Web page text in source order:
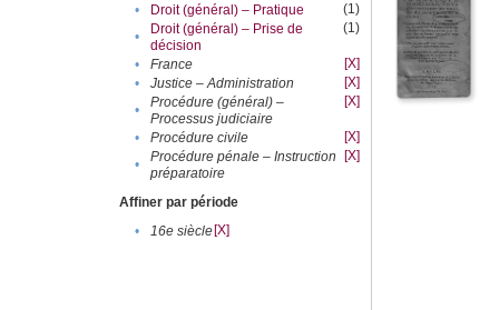
•
Droit (général) – Pratique
(1)
•
Droit (général) – Prise de
décision
(1)
• France
[X]
•
Justice – Administration
[X]
•
Procédure (général) –
Processus judiciaire
[X]
• Procédure civile
[X]
•
Procédure pénale – Instruction
préparatoire
[X]
Affiner par période
•
16e siècle[X]